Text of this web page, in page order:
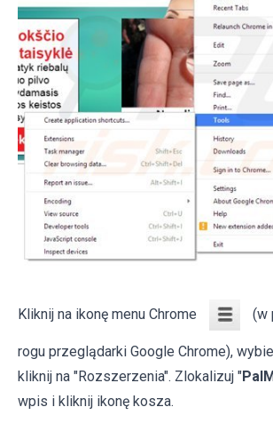
Kliknij na ikonę menu Chrome (w
rogu przeglądarki Google Chrome),
kliknij na "Rozszerzenia". Zlokalizuj "
wpis i kliknij ikonę kosza.